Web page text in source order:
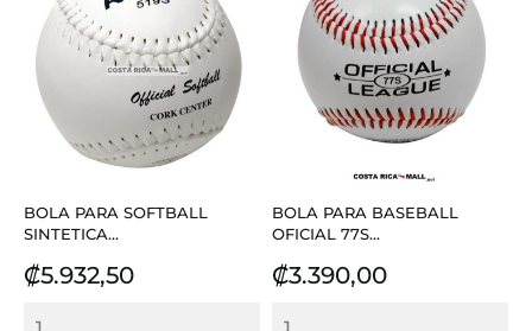
BOLA PARA SOFTBALL
SINTETICA...
Precio
₡5.932,50
BOLA PARA BASEBALL
OFICIAL 77S...
Precio
₡3.390,00